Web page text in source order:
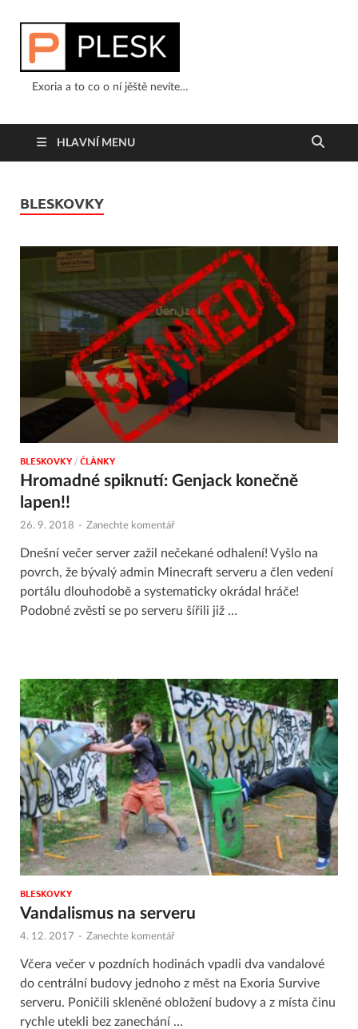
Exoria a to co o ní jěště nevíte…
HLAVNÍ MENU
BLESKOVKY
BLESKOVKY /ČLÁNKY
Hromadné spiknutí: Genjack konečně
lapen!!
26. 9. 2018 - Zanechte komentář
Dnešní večer server zažil nečekané odhalení! Vyšlo na
povrch, že bývalý admin Minecraft serveru a člen vedení
portálu dlouhodobě a systematicky okrádal hráče!
Podobné zvěsti se po serveru šířili již …
BLESKOVKY
Vandalismus na serveru
4. 12. 2017 - Zanechte komentář
Včera večer v pozdních hodinách vpadli dva vandalové
do centrální budovy jednoho z měst na Exoria Survive
serveru. Poničili skleněné obložení budovy a z místa činu
rychle utekli bez zanechání …